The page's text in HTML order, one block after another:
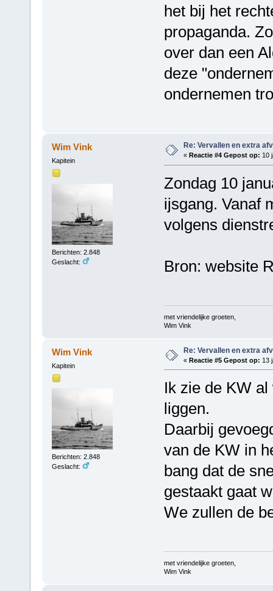
het bij het
propaganda.
over dan een
deze
ondernemen
Wim Vink
Kapitein
Berichten: 2.848
Geslacht:
Re: Vervallen en extra
« Reactie #4 Gepost op: 10
Zondag 10
ijsgang. Vanaf
volgens
Bron: website
met vriendelijke groeten,
Wim Vink
Wim Vink
Kapitein
Berichten: 2.848
Geslacht:
Re: Vervallen en extra
« Reactie #5 Gepost op: 13
Ik zie de KW
liggen.
Daarbij
van de KW in
bang dat de
gestaakt gaat
We zullen de
met vriendelijke groeten,
Wim Vink